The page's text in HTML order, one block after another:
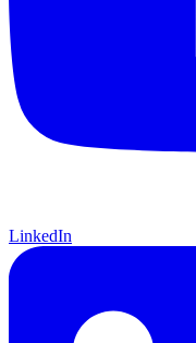
LinkedIn